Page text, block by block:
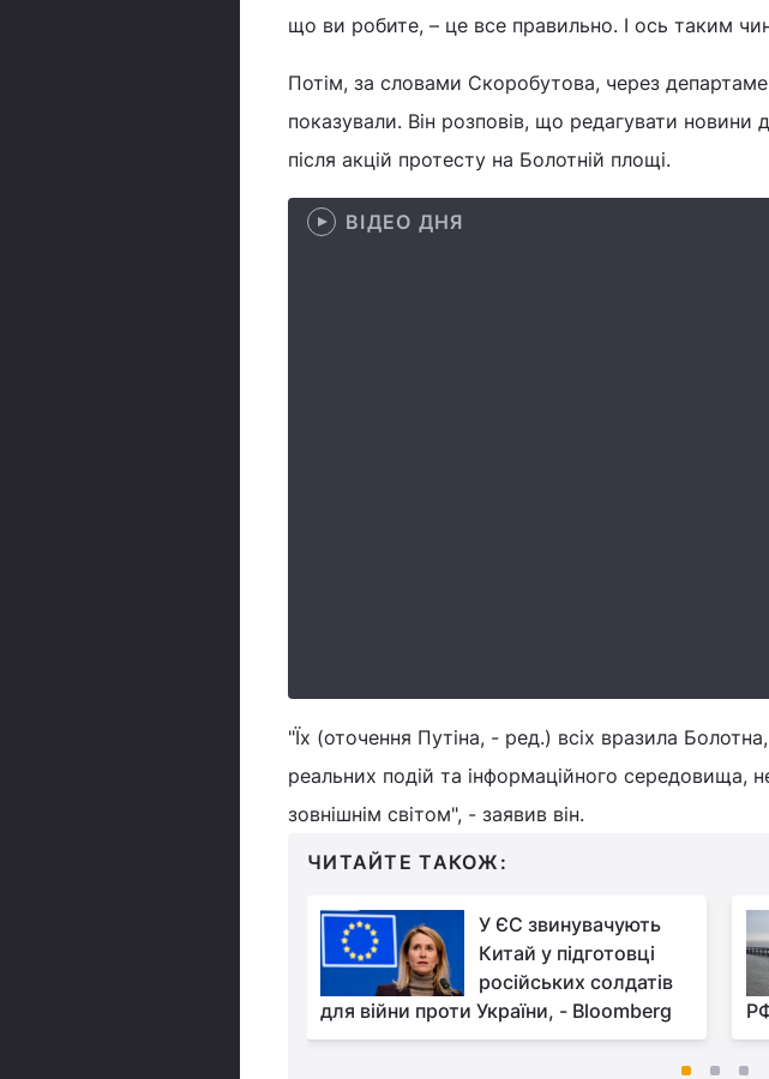
що ви робите, – це все правильно. І ось таким
Потім, за словами Скоробутова, через
показували. Він розповів, що редагувати
після акцій протесту на Болотній площі.
ВІДЕО ДНЯ
"Їх (оточення Путіна, - ред.) всіх вразила
реальних подій та інформаційного середовища,
зовнішнім світом", - заявив він.
ЧИТАЙТЕ ТАКОЖ:
У ЄС звинувачують
Китай у підготовці
російських солдатів
для війни проти України, - Bloomberg